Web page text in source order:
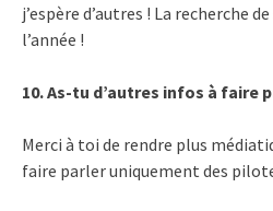
j’espère d’autres ! La recherche
l’année !
10. As-tu d’autres infos à faire
Merci à toi de rendre plus
faire parler uniquement des